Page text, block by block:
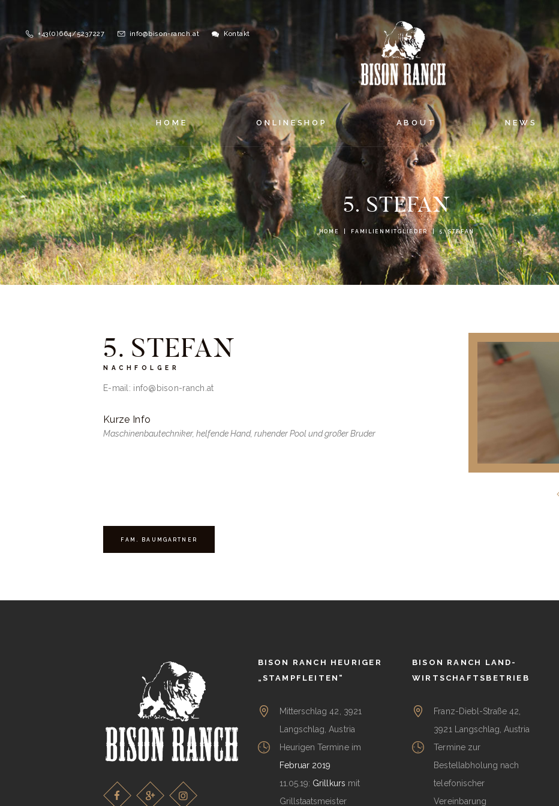
+43(0)664/5237227 info@bison-ranch.at Kontakt
HOME ONLINESHOP ABOUT NEWS
5. STEFAN
HOME FAMILIENMITGLIEDER 5. STEFAN
ONLINESHOP
ABOUT
NEWS
EVENTS
5. STEFAN
NACHFOLGER
E-mail: info@bison-ranch.at
Kurze Info
Maschinenbautechniker, helfende Hand, ruhender Pool und großer Bruder
FAM. BAUMGARTNER
BISON RANCH HEURIGER
„STAMPFLEITEN“
Mitterschlag 42, 3921
Langschlag, Austria
Heurigen Termine im
Februar 2019
11.05.19: Grillkurs mit
Grillstaatsmeister
BISON RANCH LAND-
WIRTSCHAFTSBETRIEB
Franz-Diebl-Straße 42,
3921 Langschlag, Austria
Termine zur
Bestellabholung nach
telefonischer
Vereinbarung